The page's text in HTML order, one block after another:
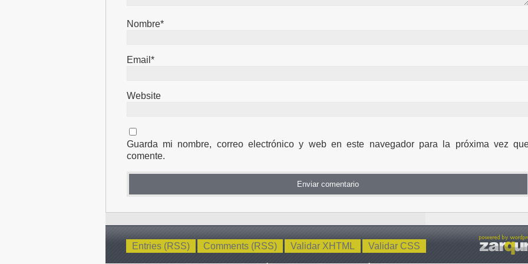
Nombre*
Email*
Website
Guarda mi nombre, correo electrónico y web en este navegador para la próxima vez
comente.
Entries (RSS) Comments (RSS) Validar XHTML Validar CSS